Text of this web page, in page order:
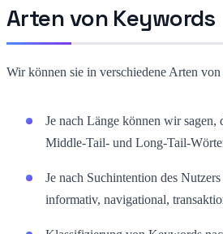
Arten von Keywords
Wir können sie in verschiedene Arten
Je nach Länge können wir sagen,
Middle-Tail- und Long-Tail-
Je nach Suchintention des
informativ, navigational,